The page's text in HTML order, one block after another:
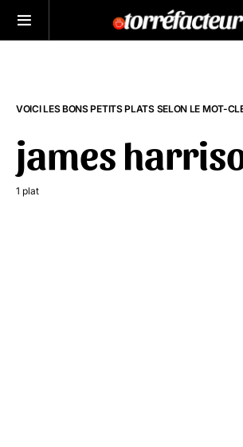
VOICI LES BONS PETITS PLATS SELON LE MOT-
james
1 plat